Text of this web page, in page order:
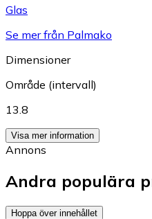
Glas
Se mer från Palmako
Dimensioner
Område (intervall)
13.8
Visa mer information
Annons
Andra populära
Hoppa över innehållet